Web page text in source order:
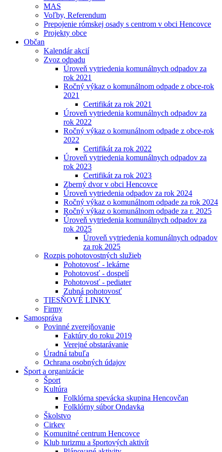
MAS
Voľby, Referendum
Prepojenie rómskej osady s centrom v obci Hencovce
Projekty obce
Občan
Kalendár akcií
Zvoz odpadu
Úroveň vytriedenia komunálnych odpadov za
rok 2021
Ročný výkaz o komunálnom odpade z obce-rok
2021
Certifikát za rok 2021
Úroveň vytriedenia komunálnych odpadov za
rok 2022
Ročný výkaz o komunálnom odpade z obce-rok
2022
Certifikát za rok 2022
Úroveň vytriedenia komunálnych odpadov za
rok 2023
Certifikát za rok 2023
Zberný dvor v obci Hencovce
Úroveň vytriedenia odpadov za rok 2024
Ročný výkaz o komunálnom odpade za rok 2024
Ročný výkaz o komunálnom odpade za r. 2025
Úroveň vytriedenia komunálnych odpadov za
rok 2025
Úroveň vytriedenia komunálnych odpadov
za rok 2025
Rozpis pohotovostných služieb
Pohotovosť - lekárne
Pohotovosť - dospelí
Pohotovosť - pediater
Zubná pohotovosť
TIESŇOVÉ LINKY
Firmy
Samospráva
Povinné zverejňovanie
Faktúry do roku 2019
Verejné obstarávanie
Úradná tabuľa
Ochrana osobných údajov
Šport a organizácie
Šport
Kultúra
Folklórna spevácka skupina Hencovčan
Folklórny súbor Ondavka
Školstvo
Cirkev
Komunitné centrum Hencovce
Klub turizmu a športových aktivít